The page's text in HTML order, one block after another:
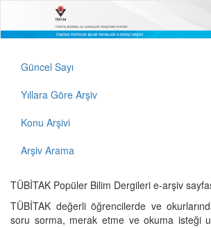
Güncel Sayı
Yıllara Göre Arşiv
Konu Arşivi
Arşiv Arama
TÜBİTAK Popüler Bilim Dergileri e-arşiv
TÜBİTAK değerli öğrencilerde ve
soru sorma, merak etme ve okuma isteği